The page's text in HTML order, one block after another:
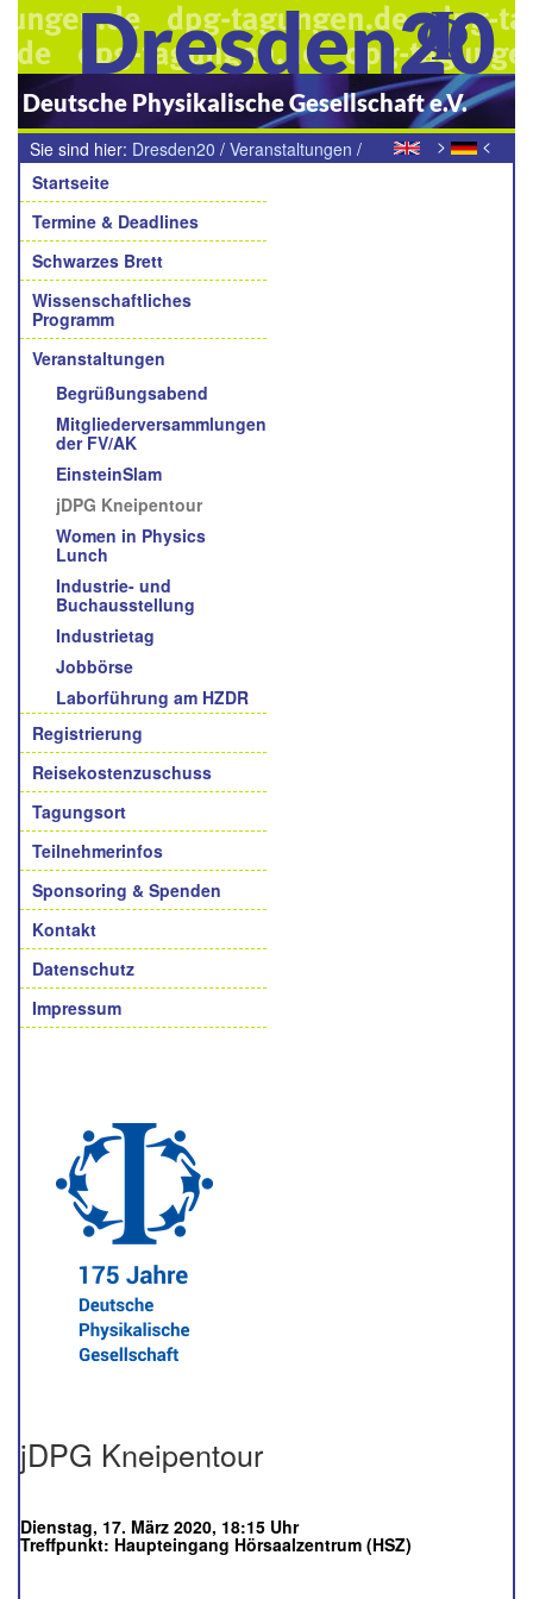
Dresden20
Deutsche Physikalische Gesellschaft e.V.
> <
Sie sind hier: Dresden20 / Veranstaltungen /
jDPG Kneipentour
Navigation
Startseite
Termine & Deadlines
Schwarzes Brett
Wissenschaftliches
Programm
Veranstaltungen
Begrüßungsabend
Mitgliederversammlungen
der FV/AK
EinsteinSlam
jDPG Kneipentour
Women in Physics
Lunch
Industrie- und
Buchausstellung
Industrietag
Jobbörse
Laborführung am HZDR
Registrierung
Reisekostenzuschuss
Tagungsort
Teilnehmerinfos
Sponsoring & Spenden
Kontakt
Datenschutz
Impressum
jDPG Kneipentour
Dienstag, 17. März 2020, 18:15 Uhr
Treffpunkt: Haupteingang Hörsaalzentrum (HSZ)